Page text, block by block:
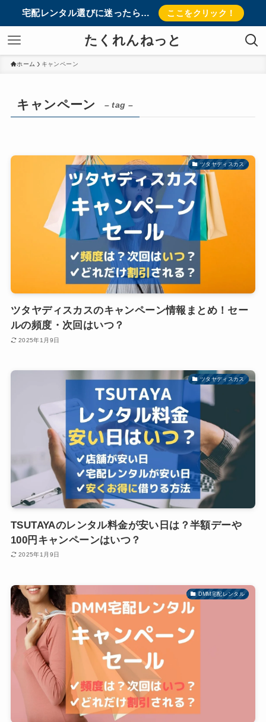
宅配レンタル選びに迷ったら… ここをクリック！
たくれんねっと
ホーム キャンペーン
キャンペーン – tag –
ツタヤディスカス
ツタヤディスカスのキャンペーン情報まとめ！セー
ルの頻度・次回はいつ？
2025年1月9日
ツタヤディスカス
TSUTAYAのレンタル料金が安い日は？半額デーや
100円キャンペーンはいつ？
2025年1月9日
DMM宅配レンタル